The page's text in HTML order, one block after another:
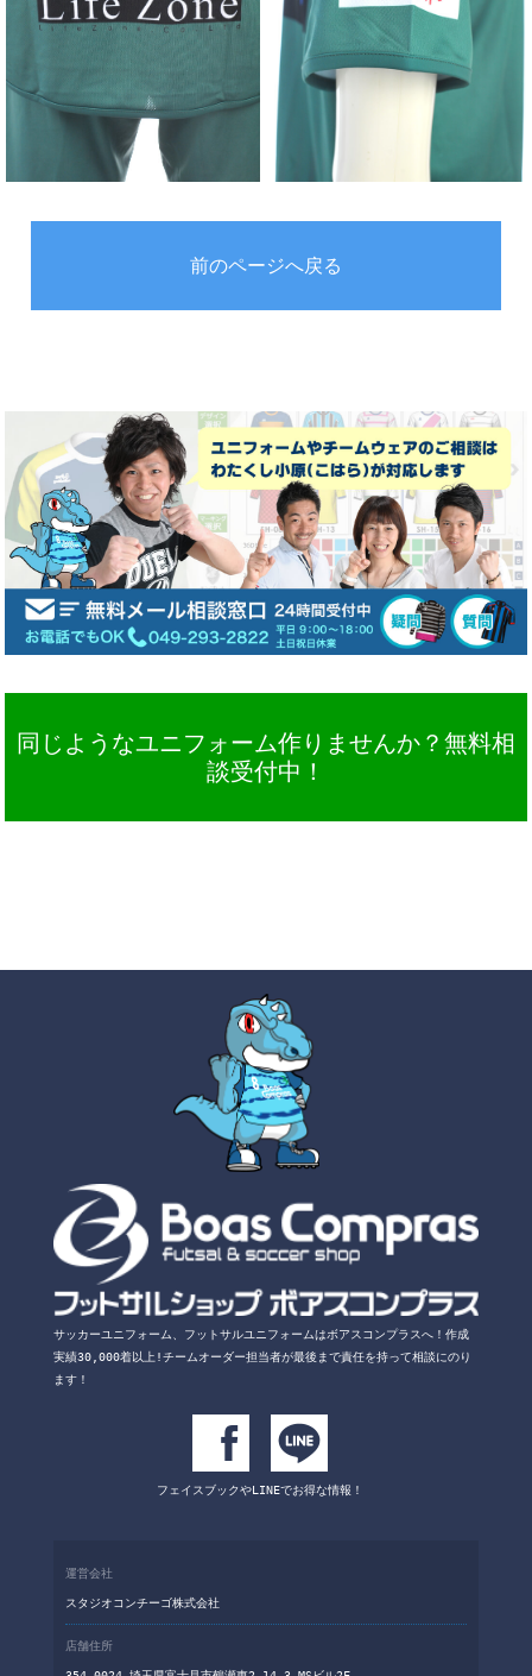
前のページへ戻る
同じようなユニフォーム作りませんか？無料相
談受付中！
サッカーユニフォーム、フットサルユニフォームはボアスコンプラスへ！ 作成
実績30,000着以上!チームオーダー担当者が最後まで責任を持って相談にのり
ます！
フェイスブックやLINEでお得な情報！
運営会社
スタジオコンチーゴ株式会社
店舗住所